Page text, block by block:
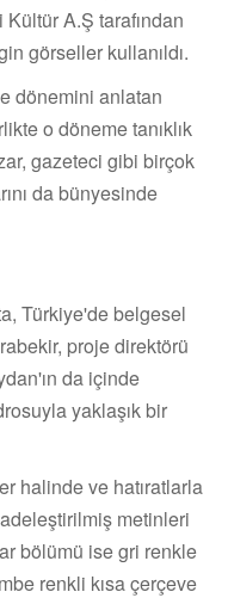
A.Ş tarafından
görseller kullanıldı.
dönemini anlatan
o döneme tanıklık
gazeteci gibi birçok
da bünyesinde
Türkiye'de belgesel
proje direktörü
da içinde
yaklaşık bir
halinde ve hatıratlarla
metinleri
bölümü ise gri renkle
renkli kısa çerçeve